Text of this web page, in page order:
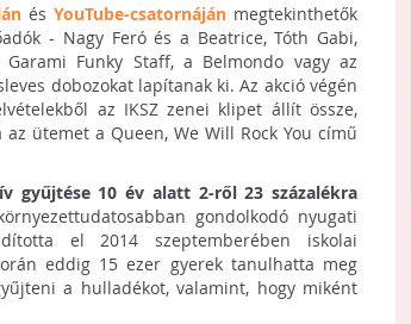
és YouTube-csatornájánmegtekinthetők
- Nagy Feró és a Beatrice, Tóth Gabi,
Funky Staff, a Belmondo vagy az
dobozokat lapítanak ki. Az akció végén
az IKSZ zenei klipet állít össze,
ütemet a Queen, We Will Rock You című
gyűjtése 10 év alatt 2-ről 23 százalékra
gondolkodó nyugati
el 2014 szeptemberében iskolai
eddig 15 ezer gyerek tanulhatta meg
a hulladékot, valamint, hogy miként